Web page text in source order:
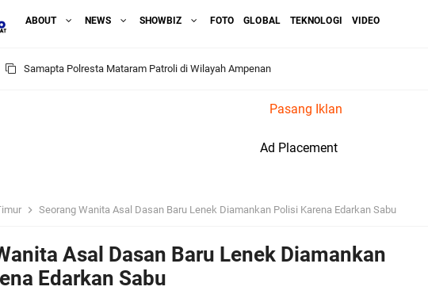
ABOUT NEWS SHOWBIZ FOTO GLOBAL TEKNOLOGI VIDEO
Samapta Polresta Mataram Patroli di Wilayah Ampenan
Kapolsek Selaparang Sambangi Kepala Lingkungan Taman Perkuat Sinergitas
Sosialisasi Pilkades Serentak 2026 Digelar, Polsek Narmada Siap Jaga Kondusivitas
Dua Residivis Curanmor Dibekuk Polisi, Motor Curian Dijual ke Lombok Tengah
Pasang Iklan
Ad Placement
Seorang Wanita Asal Dasan Baru Lenek Diamankan Polisi Karena Edarkan Sabu
Asal Dasan Baru Lenek Diamankan
Edarkan Sabu